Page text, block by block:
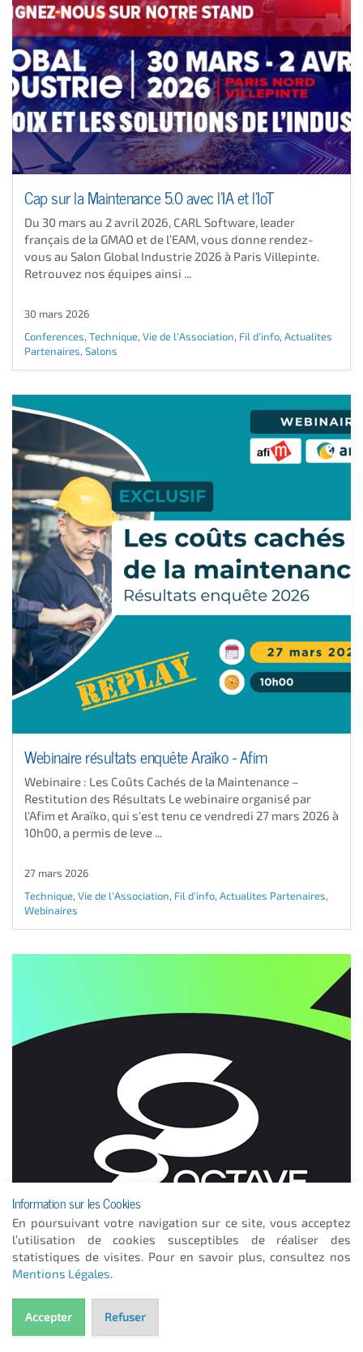
Cap sur la Maintenance 5.0 avec l’IA et l’IoT
Du 30 mars au 2 avril 2026, CARL Software, leader
français de la GMAO et de l’EAM, vous donne rendez-
vous au Salon Global Industrie 2026 à Paris Villepinte.
Retrouvez nos équipes ainsi ...
30 mars 2026
Conferences, Technique, Vie de l'Association, Fil d'info, Actualites
Partenaires, Salons
Webinaire résultats enquête Araïko - Afim
Webinaire : Les Coûts Cachés de la Maintenance –
Restitution des Résultats Le webinaire organisé par
l'Afim et Araïko, qui s'est tenu ce vendredi 27 mars 2026 à
10h00, a permis de leve ...
27 mars 2026
Technique, Vie de l'Association, Fil d'info, Actualites Partenaires,
Webinaires
Octave
L'indépendance pour catalyser la gestion du cycle de vie
Information sur les Cookies
En poursuivant votre navigation sur ce site, vous acceptez
l’utilisation de cookies susceptibles de réaliser des
statistiques de visites. Pour en savoir plus, consultez nos
Mentions Légales.
Accepter Refuser